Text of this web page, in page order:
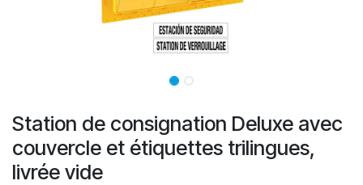
Station de consignation Deluxe avec
couvercle et étiquettes trilingues,
livrée vide